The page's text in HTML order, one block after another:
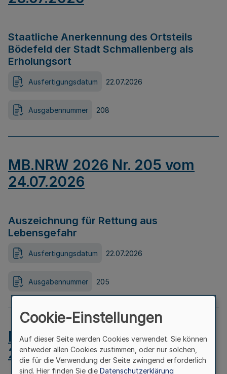
Staatliche Anerkennung des Ortsteils
Bödefeld der Stadt Schmallenberg als
Erholungsort
Ausfertigungsdatum 22.07.2026
Ausgabennummer 208
MB.NRW 2026 Nr. 205 vom
24.07.2026
Auszeichnung für Rettung aus
Lebensgefahr
Ausfertigungsdatum 22.07.2026
Ausgabennummer 205
MB.NRW 2026 Nr. 204 vom
24.07.2026
Cookie-Einstellungen
Auf dieser Seite werden Cookies verwendet. Sie können
entweder allen Cookies zustimmen, oder nur solchen,
die für die Verwendung der Seite zwingend erforderlich
sind. Hier finden Sie die Datenschutzerklärung